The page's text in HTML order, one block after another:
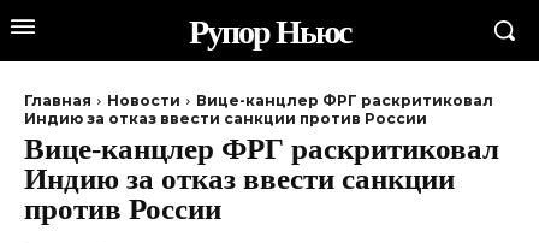
Рупор Ньюс
Главная Новости
Вице-канцлер ФРГ раскритиковал
Индию за отказ ввести санкции против России
Вице-канцлер ФРГ раскритиковал
Индию за отказ ввести санкции
против России